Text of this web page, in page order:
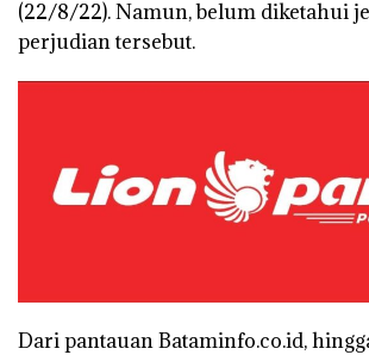
(22/8/22). Namun, belum diketahui
perjudian tersebut.
Dari pantauan Bataminfo.co.id,